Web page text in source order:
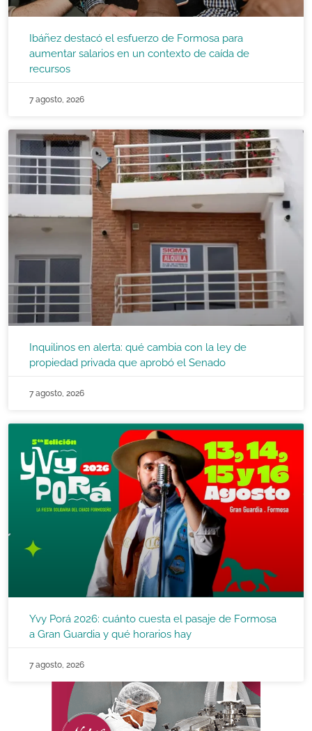
Ibáñez destacó el esfuerzo de Formosa para
aumentar salarios en un contexto de caída de
recursos
7 agosto, 2026
Inquilinos en alerta: qué cambia con la ley de
propiedad privada que aprobó el Senado
7 agosto, 2026
Yvy Porá 2026: cuánto cuesta el pasaje de Formosa
a Gran Guardia y qué horarios hay
7 agosto, 2026